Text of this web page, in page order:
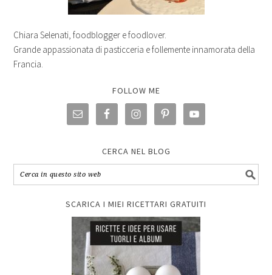
Chiara Selenati, foodblogger e foodlover.
Grande appassionata di pasticceria e follemente innamorata della
Francia.
FOLLOW ME
CERCA NEL BLOG
SCARICA I MIEI RICETTARI GRATUITI